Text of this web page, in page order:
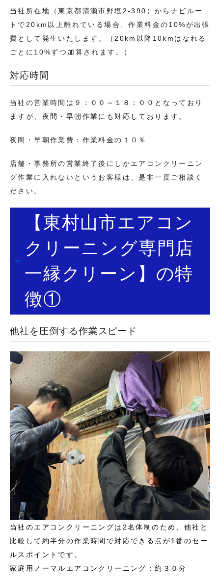
当社所在地（東京都清瀬市野塩2-390）からナビルー
トで20km以上離れている場合、作業料金の10%が出張
費として発生いたします。（20km以降10kmはなれる
ごとに10%ずつ加算されます。）
対応時間
当社の営業時間は９：００～１８：００となっており
ますが、夜間・早朝作業にも対応しております。
夜間・早朝作業費：作業料金の１０％
店舗・事務所の営業終了後にしかエアコンクリーニン
グ作業に入れないというお客様は、是非一度ご相談く
ださい。
【東村山市エアコン
クリーニング専門店
一縁クリーン】の特
徴①
他社を圧倒する作業スピード
当社のエアコンクリーニングは2名体制のため、他社と
比較して約半分の作業時間で対応できる点が1番のセー
ルスポイントです。
家庭用ノーマルエアコンクリーニング：約３０分